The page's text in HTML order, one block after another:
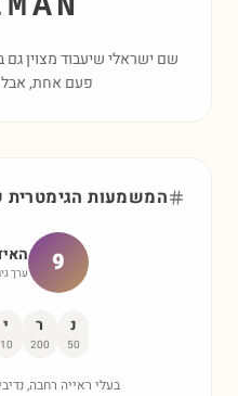
שם ישראלי שיעבוד מצוין גם
פעם אחת, אבל
המשמעות
9 ערך
נ
50
ר
200
י
10
בעלי ראייה רחבה,